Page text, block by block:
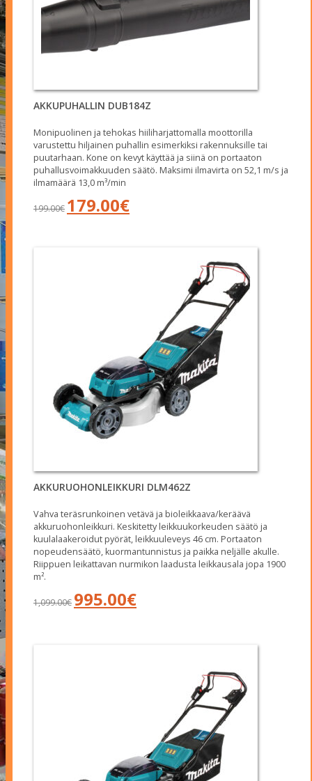
AKKUPUHALLIN DUB184Z
Monipuolinen ja tehokas hiiliharjattomalla moottorilla
varustettu hiljainen puhallin esimerkiksi rakennuksille tai
puutarhaan. Kone on kevyt käyttää ja siinä on portaaton
puhallusvoimakkuuden säätö. Maksimi ilmavirta on 52,1 m/s ja
ilmamäärä 13,0 m³/min
199.00€
Alkuperäinen
hinta
179.00€Nykyinen
hinta
AKKURUOHONLEIKKURI DLM462Z
Vahva teräsrunkoinen vetävä ja bioleikkaava/keräävä
akkuruohonleikkuri. Keskitetty leikkuukorkeuden säätö ja
kuulalaakeroidut pyörät, leikkuuleveys 46 cm. Portaaton
nopeudensäätö, kuormantunnistus ja paikka neljälle akulle.
Riippuen leikattavan nurmikon laadusta leikkausala jopa 1900
m².
1,099.00€
Alkuperäinen
hinta
995.00€Nykyinen
hinta